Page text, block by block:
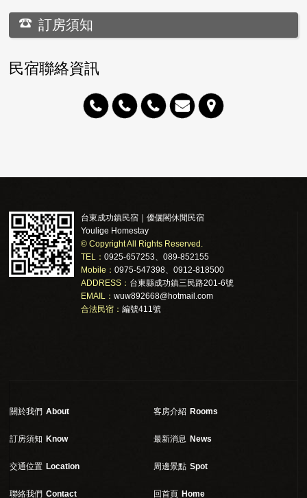
訂房須知
民宿聯絡資訊
台東成功鎮民宿｜優儷閣休閒民宿
Youlige Homestay
© Copyright All Rights Reserved.
TEL：0925-657253、089-852155
Mobile：0975-547398、0912-818500
ADDRESS： 台東縣成功鎮三民路201-6號
EMAIL：wuw892668@hotmail.com
合法民宿：編號411號
關於我們 About 客房介紹 Rooms
訂房須知 Know 最新消息 News
交通位置 Location 周邊景點 Spot
聯絡我們 Contact 回首頁 Home